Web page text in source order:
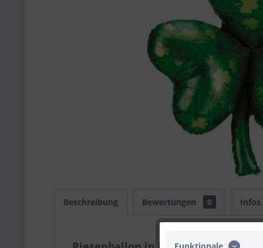
Beschreibung Bewertungen 0 Infos